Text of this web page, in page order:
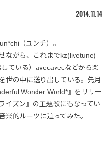
2014.11.14
（ユンチ）。
ながら、これまでkz(livetune)
ている）avecavecなどから楽
世の中に送り出している。先月
Wonder World*』をリリー
イズン』の主題歌にもなってい
楽的ルーツに迫ってみた。